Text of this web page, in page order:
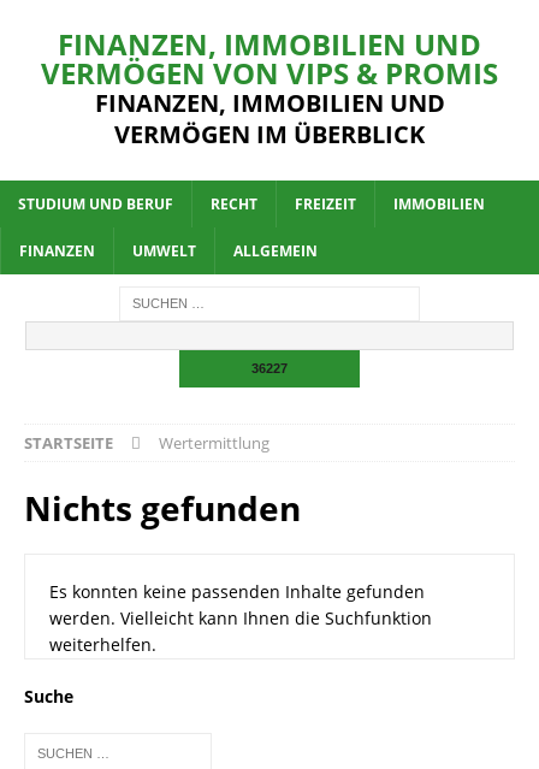
FINANZEN, IMMOBILIEN UND
VERMÖGEN VON VIPS & PROMIS
FINANZEN, IMMOBILIEN UND
VERMÖGEN IM ÜBERBLICK
STUDIUM UND BERUF RECHT FREIZEIT IMMOBILIEN
FINANZEN UMWELT ALLGEMEIN
STARTSEITE Wertermittlung
Nichts gefunden
Es konnten keine passenden Inhalte gefunden
werden. Vielleicht kann Ihnen die Suchfunktion
weiterhelfen.
Suche